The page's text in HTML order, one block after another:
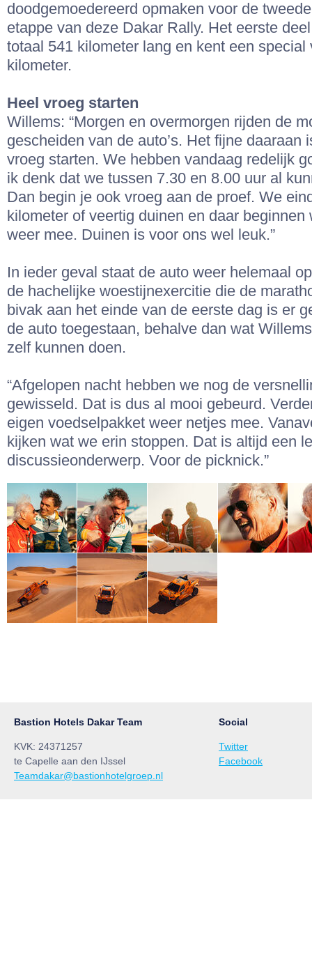
doodgemoedereerd opmaken voor de
etappe van deze Dakar Rally. Het eerste
totaal 541 kilometer lang en kent een special
kilometer.
Heel vroeg starten
Willems: “Morgen en overmorgen rijden de
gescheiden van de auto’s. Het fijne daaraan
vroeg starten. We hebben vandaag redelijk
ik denk dat we tussen 7.30 en 8.00 uur al
Dan begin je ook vroeg aan de proef. We
kilometer of veertig duinen en daar beginnen
weer mee. Duinen is voor ons wel leuk.”
In ieder geval staat de auto weer helemaal
de hachelijke woestijnexercitie die de
bivak aan het einde van de eerste dag is er
de auto toegestaan, behalve dan wat
zelf kunnen doen.
“Afgelopen nacht hebben we nog de
gewisseld. Dat is dus al mooi gebeurd.
eigen voedselpakket weer netjes mee.
kijken wat we erin stoppen. Dat is altijd een
discussieonderwerp. Voor de picknick.”
Bastion Hotels Dakar Team
KVK: 24371257
te Capelle aan den IJssel
Teamdakar@bastionhotelgroep.nl
Social
Twitter
Facebook